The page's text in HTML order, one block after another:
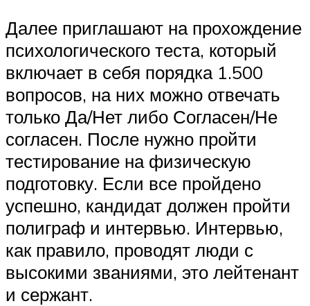
Далее приглашают на прохождение
психологического теста, который
включает в себя порядка 1.500
вопросов, на них можно отвечать
только Да/Нет либо Согласен/Не
согласен. После нужно пройти
тестирование на физическую
подготовку. Если все пройдено
успешно, кандидат должен пройти
полиграф и интервью. Интервью,
как правило, проводят люди с
высокими званиями, это лейтенант
и сержант.